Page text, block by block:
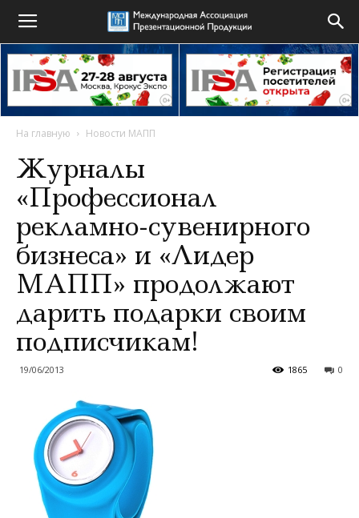
На главную Новости МАПП
Журналы
«Профессионал
рекламно-сувенирного
бизнеса» и «Лидер
МАПП» продолжают
дарить подарки своим
подписчикам!
19/06/2013 0
1865